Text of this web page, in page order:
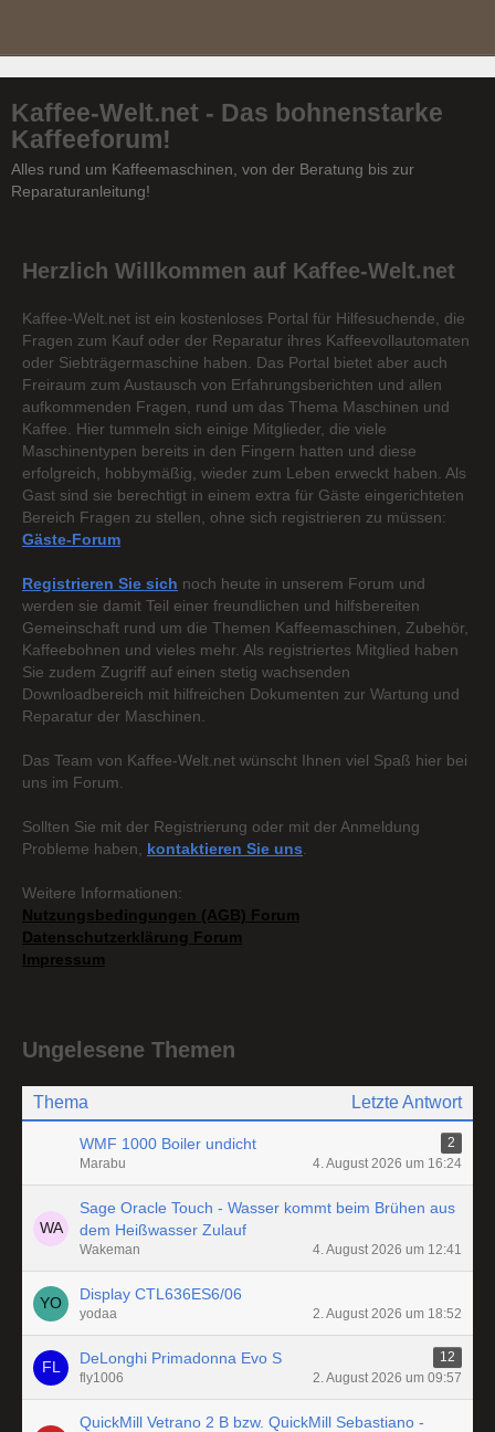
Kaffee-Welt.net - Das bohnenstarke
Kaffeeforum!
Alles rund um Kaffeemaschinen, von der Beratung bis zur
Reparaturanleitung!
Herzlich Willkommen auf Kaffee-Welt.net
Kaffee-Welt.net ist ein kostenloses Portal für Hilfesuchende, die
Fragen zum Kauf oder der Reparatur ihres Kaffeevollautomaten
oder Siebträgermaschine haben. Das Portal bietet aber auch
Freiraum zum Austausch von Erfahrungsberichten und allen
aufkommenden Fragen, rund um das Thema Maschinen und
Kaffee. Hier tummeln sich einige Mitglieder, die viele
Maschinentypen bereits in den Fingern hatten und diese
erfolgreich, hobbymäßig, wieder zum Leben erweckt haben. Als
Gast sind sie berechtigt in einem extra für Gäste eingerichteten
Bereich Fragen zu stellen, ohne sich registrieren zu müssen:
Gäste-Forum
Registrieren Sie sich noch heute in unserem Forum und
werden sie damit Teil einer freundlichen und hilfsbereiten
Gemeinschaft rund um die Themen Kaffeemaschinen, Zubehör,
Kaffeebohnen und vieles mehr. Als registriertes Mitglied haben
Sie zudem Zugriff auf einen stetig wachsenden
Downloadbereich mit hilfreichen Dokumenten zur Wartung und
Reparatur der Maschinen.
Das Team von Kaffee-Welt.net wünscht Ihnen viel Spaß hier bei
uns im Forum.
Sollten Sie mit der Registrierung oder mit der Anmeldung
Probleme haben, kontaktieren Sie uns
Weitere Informationen:
Nutzungsbedingungen (AGB) Forum
Datenschutzerklärung Forum
Impressum
Ungelesene Themen
Thema Letzte Antwort
WMF 1000 Boiler undicht
2
Marabu
4. August 2026 um 16:24
Sage Oracle Touch - Wasser kommt beim Brühen aus
dem Heißwasser Zulauf
Wakeman 4. August 2026 um 12:41
Display CTL636ES6/06
yodaa 2. August 2026 um 18:52
DeLonghi Primadonna Evo S
12
fly1006
2. August 2026 um 09:57
QuickMill Vetrano 2 B bzw. QuickMill Sebastiano -